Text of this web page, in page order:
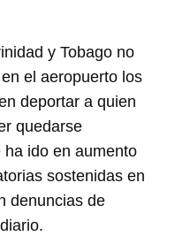
y Tobago no
el aeropuerto los
deportar a quien
quedarse
ido en aumento
sostenidas en
denuncias de